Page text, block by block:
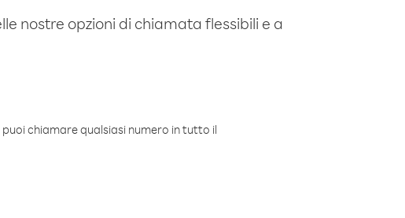
nostre opzioni di chiamata flessibili e a
chiamare qualsiasi numero in tutto il